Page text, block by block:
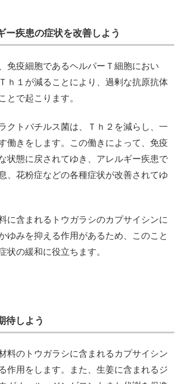
ー疾患の症状を改善しよう
免疫細胞であるヘルパーＴ細胞におい
ｈ１が減ることにより、過剰な抗原抗体
とで起こります。
クトバチルス菌は、Ｔｈ２を減らし、一
働きをします。この働きによって、免疫
状態に戻されてゆき、アレルギー疾患で
、花粉症などの各種症状が改善されてゆ
に含まれるトウガラシのカプサイシンに
ゆみを抑える作用があるため、このこと
状の緩和に役立ちます。
待しよう
料のトウガラシに含まれるカプサイシン
作用をします。また、生姜に含まれるジ